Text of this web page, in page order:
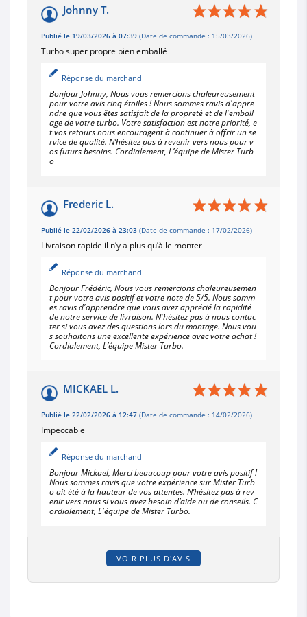
Johnny T.
Publié le 19/03/2026 à 07:39 (Date de commande : 15/03/2026)
Turbo super propre bien emballé
Réponse du marchand
Bonjour Johnny, Nous vous remercions chaleureusement
pour votre avis cinq étoiles ! Nous sommes ravis d'appre
ndre que vous êtes satisfait de la propreté et de l'emball
age de votre turbo. Votre satisfaction est notre priorité, e
t vos retours nous encouragent à continuer à offrir un se
rvice de qualité. N’hésitez pas à revenir vers nous pour v
os futurs besoins. Cordialement, L’équipe de Mister Turb
o
Frederic L.
Publié le 22/02/2026 à 23:03 (Date de commande : 17/02/2026)
Livraison rapide il n’y a plus qu’à le monter
Réponse du marchand
Bonjour Frédéric, Nous vous remercions chaleureusemen
t pour votre avis positif et votre note de 5/5. Nous somm
es ravis d'apprendre que vous avez apprécié la rapidité
de notre service de livraison. N'hésitez pas à nous contac
ter si vous avez des questions lors du montage. Nous vou
s souhaitons une excellente expérience avec votre achat !
Cordialement, L’équipe Mister Turbo.
MICKAEL L.
Publié le 22/02/2026 à 12:47 (Date de commande : 14/02/2026)
Impeccable
Réponse du marchand
Bonjour Mickael, Merci beaucoup pour votre avis positif !
Nous sommes ravis que votre expérience sur Mister Turb
o ait été à la hauteur de vos attentes. N’hésitez pas à rev
enir vers nous si vous avez besoin d’aide ou de conseils. C
ordialement, L'équipe de Mister Turbo.
VOIR PLUS D'AVIS